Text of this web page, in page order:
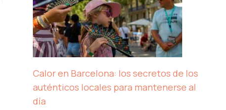
Calor en Barcelona: los secretos de los
auténticos locales para mantenerse al
día